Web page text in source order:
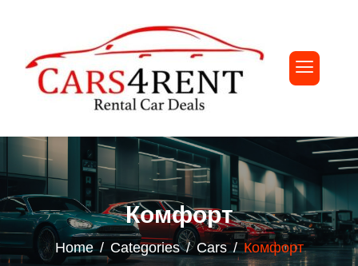
Комфорт
Home Categories Cars Комфорт